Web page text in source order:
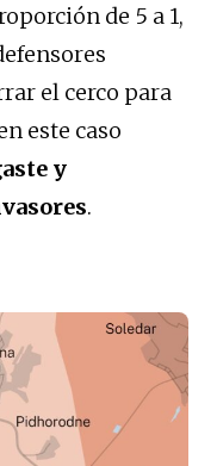
de 5 a 1,
el cerco para
este caso
y
.